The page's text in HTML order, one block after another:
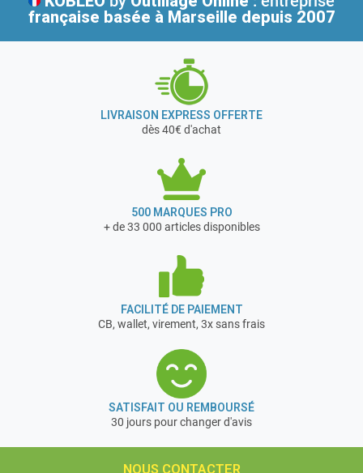
française basée à Marseille depuis 2007
LIVRAISON EXPRESS OFFERTE
dès 40€ d'achat
500 MARQUES PRO
+ de 33 000 articles disponibles
FACILITÉ DE PAIEMENT
CB, wallet, virement, 3x sans frais
SATISFAIT OU REMBOURSÉ
30 jours pour changer d'avis
NOUS CONTACTER